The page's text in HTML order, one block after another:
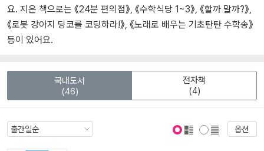
요. 지은 책으로는 《24분 편의점》, 《수학식당 1~3》, 《할까 말까?》,
《로봇 강아지 딩코를 코딩하라!》, 《노래로 배우는 기초탄탄 수학송》
등이 있어요.
국내도서
(46)
전자책
(4)
옵션